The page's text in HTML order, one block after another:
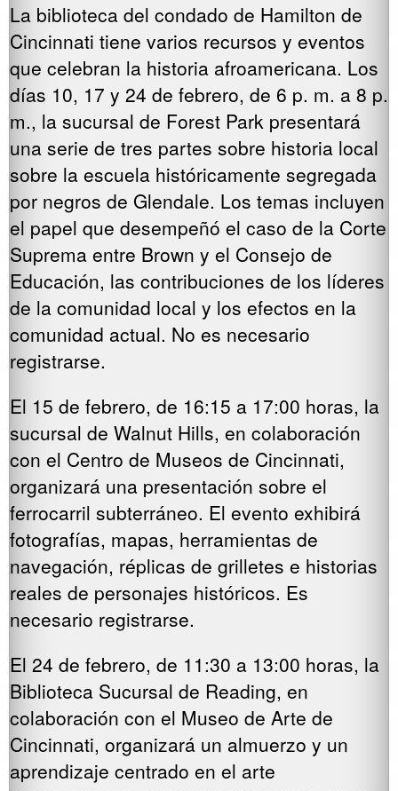
La biblioteca del condado de Hamilton de
Cincinnati tiene varios recursos y eventos
que celebran la historia afroamericana. Los
días 10, 17 y 24 de febrero, de 6 p. m. a 8 p.
m., la sucursal de Forest Park presentará
una serie de tres partes sobre historia local
sobre la escuela históricamente segregada
por negros de Glendale. Los temas incluyen
el papel que desempeñó el caso de la Corte
Suprema entre Brown y el Consejo de
Educación, las contribuciones de los líderes
de la comunidad local y los efectos en la
comunidad actual. No es necesario
registrarse.
El 15 de febrero, de 16:15 a 17:00 horas, la
sucursal de Walnut Hills, en colaboración
con el Centro de Museos de Cincinnati,
organizará una presentación sobre el
ferrocarril subterráneo. El evento exhibirá
fotografías, mapas, herramientas de
navegación, réplicas de grilletes e historias
reales de personajes históricos. Es
necesario registrarse.
El 24 de febrero, de 11:30 a 13:00 horas, la
Biblioteca Sucursal de Reading, en
colaboración con el Museo de Arte de
Cincinnati, organizará un almuerzo y un
aprendizaje centrado en el arte